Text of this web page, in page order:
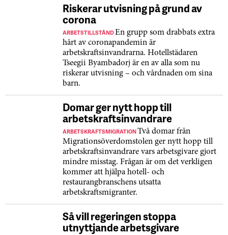
Riskerar utvisning på grund av
corona
ARBETSTILLSTÅNDEn grupp som drabbats extra
hårt av coronapandemin är
arbetskraftsinvandrarna. Hotellstädaren
Tseegii Byambadorj är en av alla som nu
riskerar utvisning – och vårdnaden om sina
barn.
Domar ger nytt hopp till
arbetskraftsinvandrare
ARBETSKRAFTSMIGRATIONTvå domar från
Migrationsöverdomstolen ger nytt hopp till
arbetskraftsinvandrare vars arbetsgivare gjort
mindre misstag. Frågan är om det verkligen
kommer att hjälpa hotell- och
restaurangbranschens utsatta
arbetskraftsmigranter.
Så vill regeringen stoppa
utnyttjande arbetsgivare